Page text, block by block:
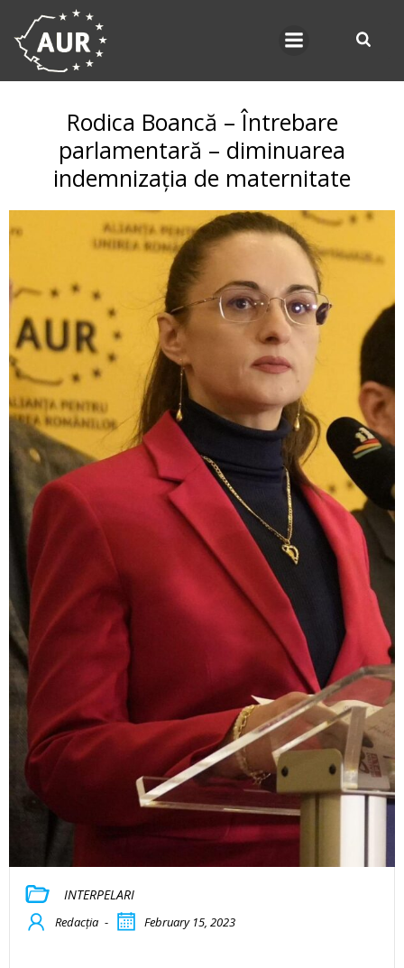
Rodica Boancă – Întrebare
parlamentară – diminuarea
indemnizația de maternitate
INTERPELARI
Redacția - February 15, 2023